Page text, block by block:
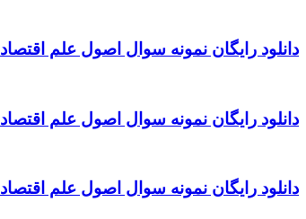
دانلود رایگان نمونه سوال اصول علم اقتصاد 1 نیمسال اول 95 – 96 رشته حسابداری
دانلود رایگان نمونه سوال اصول علم اقتصاد 1 نیمسال دوم 94 – 95 رشته حسابداری
دانلود رایگان نمونه سوال اصول علم اقتصاد 1 نیمسال اول 94 – 95 رشته حسابداری